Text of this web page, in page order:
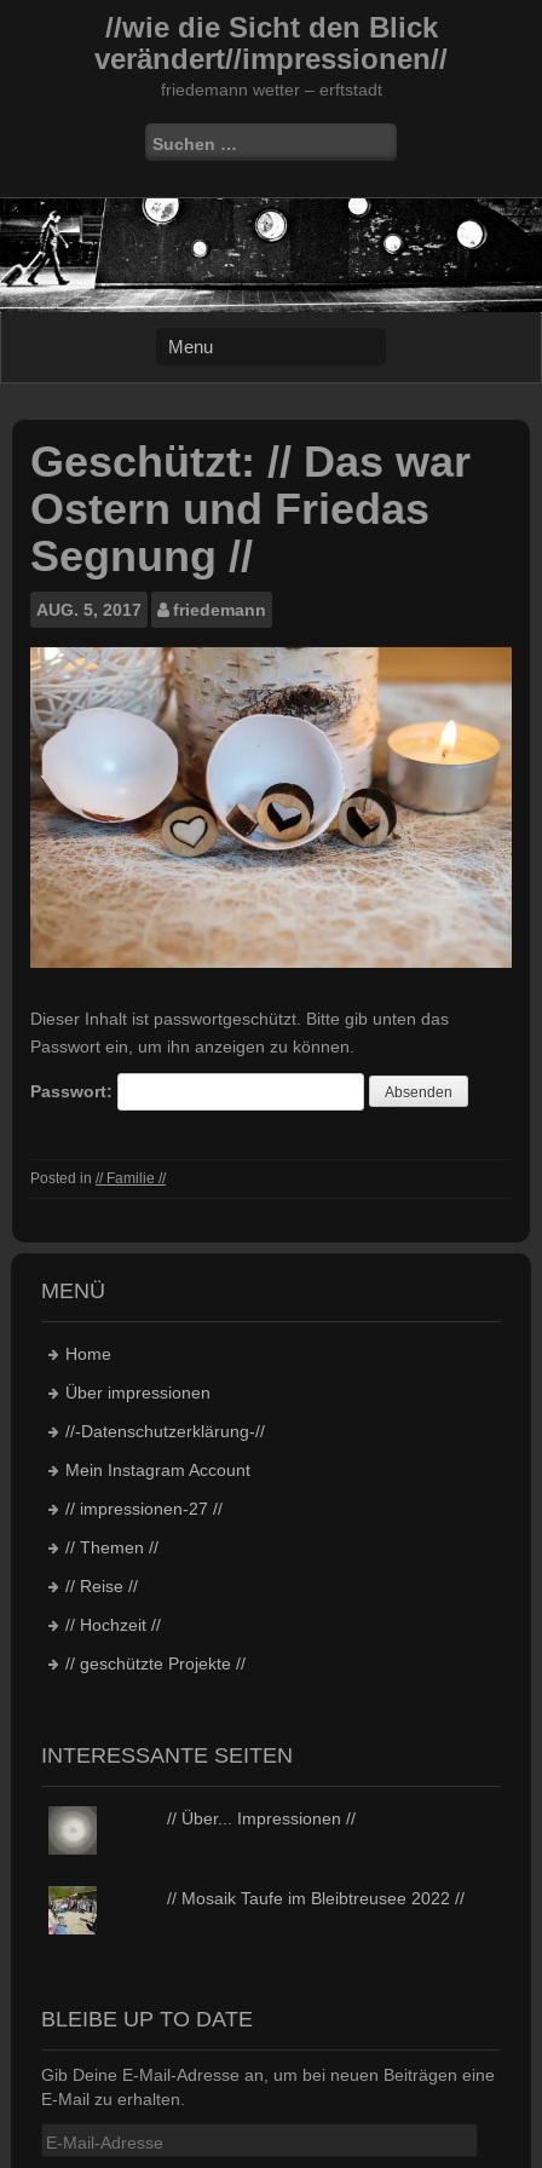
//wie die Sicht den Blick
verändert//impressionen//
friedemann wetter – erftstadt
Suchen
nach:
Geschützt: // Das war
Ostern und Friedas
Segnung //
AUG. 5, 2017 friedemann
Dieser Inhalt ist passwortgeschützt. Bitte gib unten das
Passwort ein, um ihn anzeigen zu können.
Passwort:
Posted in // Familie //
MENÜ
Home
Über impressionen
//-Datenschutzerklärung-//
Mein Instagram Account
// impressionen-27 //
// Themen //
// Reise //
// Hochzeit //
// geschützte Projekte //
INTERESSANTE SEITEN
// Über... Impressionen //
// Mosaik Taufe im Bleibtreusee 2022 //
BLEIBE UP TO DATE
Gib Deine E-Mail-Adresse an, um bei neuen Beiträgen eine
E-Mail zu erhalten.
E-